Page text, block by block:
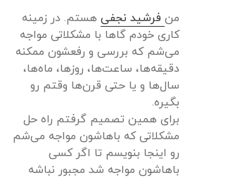
من فرشید نجفی هستم. در زمینه
کاری خودم گاها با مشکلاتی مواجه
می‌شم که بررسی و رفعشون ممکنه
دقیقه‌ها، ساعت‌ها، روزها، ماه‌ها،
سال‌ها و یا حتی قرن‌ها وقتم رو
بگیره.
برای همین تصمیم گرفتم راه حل
مشکلاتی که باهاشون مواجه می‌شم
رو اینجا بنویسم تا اگر کسی
باهاشون مواجه شد مجبور نباشه